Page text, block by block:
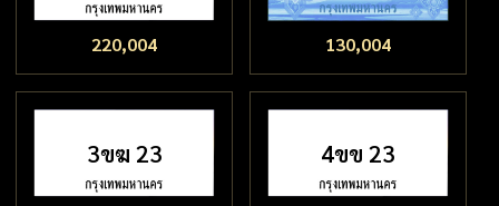
220,004 130,004
3ขฆ 23 4ขข 23